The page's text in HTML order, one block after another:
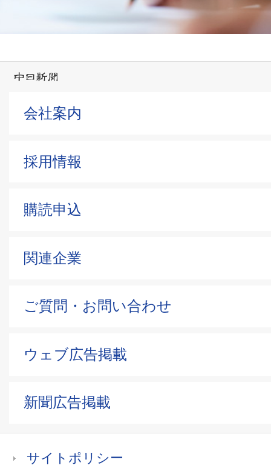
会社案内
採用情報
購読申込
関連企業
ご質問・お問い合わせ
ウェブ広告掲載
新聞広告掲載
サイトポリシー